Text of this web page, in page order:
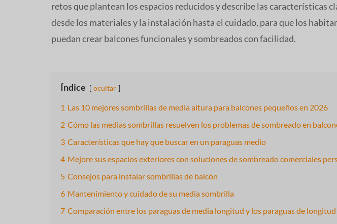
retos que plantean los espacios reducidos y describe las características
desde los materiales y la instalación hasta el cuidado, para que los
puedan crear balcones funcionales y sombreados con facilidad.
Índice ocultar
1 Las 10 mejores sombrillas de media altura para balcones pequeños en 2026
2 Cómo las medias sombrillas resuelven los problemas de sombreado en
3 Características que hay que buscar en un paraguas medio
4 Mejore sus espacios exteriores con soluciones de sombreado comerciales
5 Consejos para instalar sombrillas de balcón
6 Mantenimiento y cuidado de su media sombrilla
7 Comparación entre los paraguas de media longitud y los paraguas de